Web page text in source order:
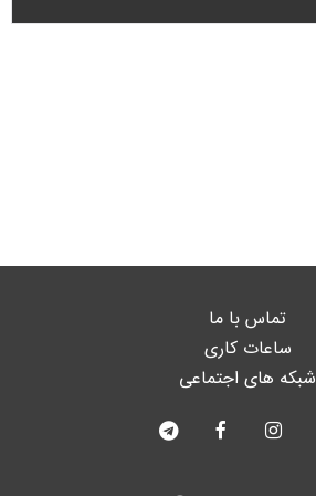
تماس با ما
ساعات کاری
شبکه های اجتماعی